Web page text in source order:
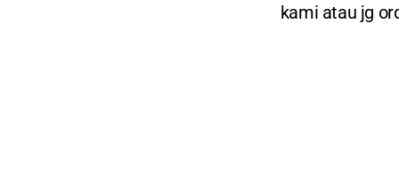
kami atau jg